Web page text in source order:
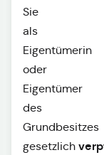
Sie
als
Eigentümerin
oder
Eigentümer
des
Grundbesitzes
gesetzlich